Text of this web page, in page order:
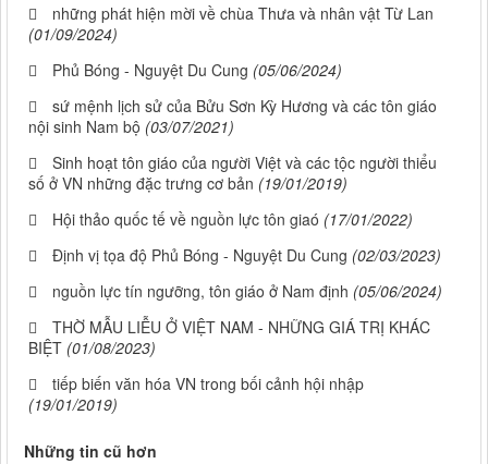
những phát hiện mời về chùa Thưa và nhân vật Từ Lan
(01/09/2024)
Phủ Bóng - Nguyệt Du Cung (05/06/2024)
sứ mệnh lịch sử của Bửu Sơn Kỳ Hương và các tôn giáo
nội sinh Nam bộ (03/07/2021)
Sinh hoạt tôn giáo của người Việt và các tộc người thiểu
số ở VN những đặc trưng cơ bản (19/01/2019)
Hội thảo quốc tế về nguồn lực tôn giaó (17/01/2022)
Định vị tọa độ Phủ Bóng - Nguyệt Du Cung (02/03/2023)
nguồn lực tín ngưỡng, tôn giáo ở Nam định (05/06/2024)
THỜ MẪU LIỄU Ở VIỆT NAM - NHỮNG GIÁ TRỊ KHÁC
BIỆT (01/08/2023)
tiếp biến văn hóa VN trong bối cảnh hội nhập
(19/01/2019)
Những tin cũ hơn